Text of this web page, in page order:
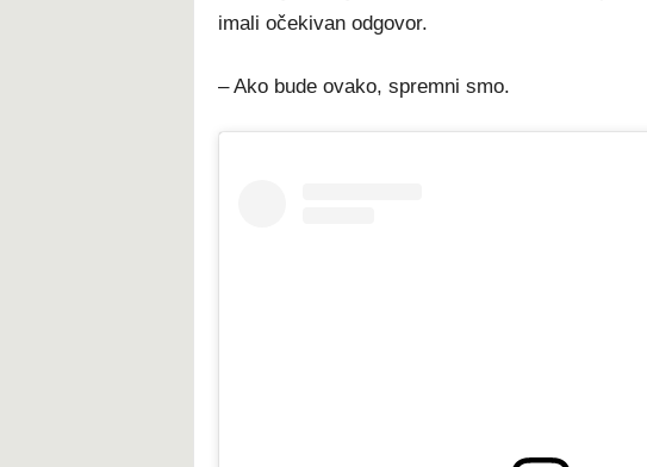
imali očekivan odgovor.
– Ako bude ovako, spremni smo.